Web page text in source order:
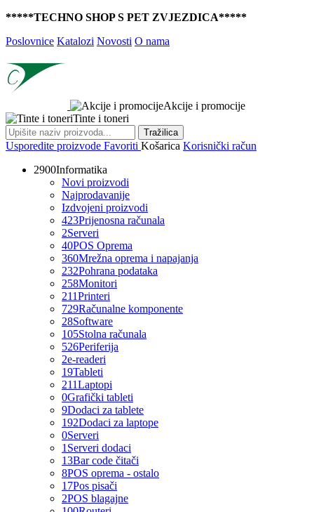
*****TECHNO SHOP S PET ZVJEZDICA*****
Poslovnice Katalozi Novosti O nama
Akcije i promocije
Tinte i toneri
Tražilica
Usporedite proizvode Favoriti Košarica Korisnički račun
2900Informatika
Novi proizvodi
Najprodavanije
Izdvojeni proizvodi
423Prijenosna računala
2Serveri
40POS Oprema
360Mrežna oprema i napajanja
232Pohrana podataka
258Monitori
211Printeri
729Računalne komponente
28Software
105Stolna računala
526Periferija
2e-readeri
19Tableti
211Laptopi
0Grafički tableti
9Dodaci za tablete
192Dodaci za laptope
0Serveri
1 Serveri dodaci
13Bar code čitači
8POS oprema - ostalo
17Pos pisači
2POS blagajne